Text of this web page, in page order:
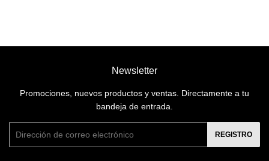
Newsletter
Promociones, nuevos productos y ventas. Directamente a tu
bandeja de entrada.
REGISTRO